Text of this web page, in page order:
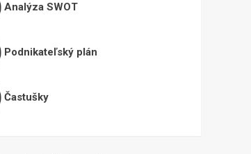
Analýza SWOT
Podnikateľský plán
Častušky